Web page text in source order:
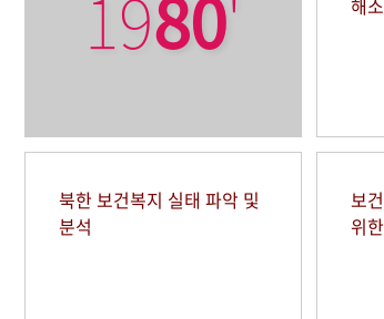
1980'
해
북한 보건복지 실태 파악 및
분석
보
위